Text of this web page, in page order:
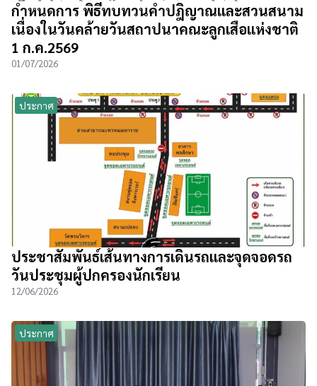
กำหนดการ พิธีทบทวนคำปฎิญาณและสวนสนาม
เนื่องในวันคล้ายวันสถาปนาคณะลูกเสือแห่งชาติ
1 ก.ค.2569
01/07/2026
ประกาศ
ประชาสัมพันธ์เส้นทางการเดินรถและจุดจอดรถ
วันประชุมผู้ปกครองนักเรียน
12/06/2026
ประกาศ